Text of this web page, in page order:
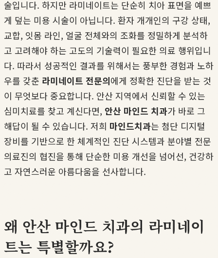
술입니다. 하지만 라미네이트는 단순히 치아 표면을 예쁘
게 덮는 미용 시술이 아닙니다. 환자 개개인의 구강 상태,
교합, 잇몸 라인, 얼굴 전체와의 조화를 정밀하게 분석하
고 고려해야 하는 고도의 기술력이 필요한 의료 행위입니
다. 따라서 성공적인 결과를 위해서는 풍부한 경험과 노하
우를 갖춘 라미네이트 전문의에게 정확한 진단을 받는 것
이 무엇보다 중요합니다. 안산 지역에서 신뢰할 수 있는
심미치료를 찾고 계신다면, 안산 마인드 치과가 바로 그
해답이 될 수 있습니다. 저희 마인드치과는 첨단 디지털
장비를 기반으로 한 체계적인 진단 시스템과 분야별 전문
의료진의 협진을 통해 단순한 미용 개선을 넘어선, 건강하
고 자연스러운 아름다움을 선사합니다.
왜 안산 마인드 치과의 라미네이
트는 특별할까요?